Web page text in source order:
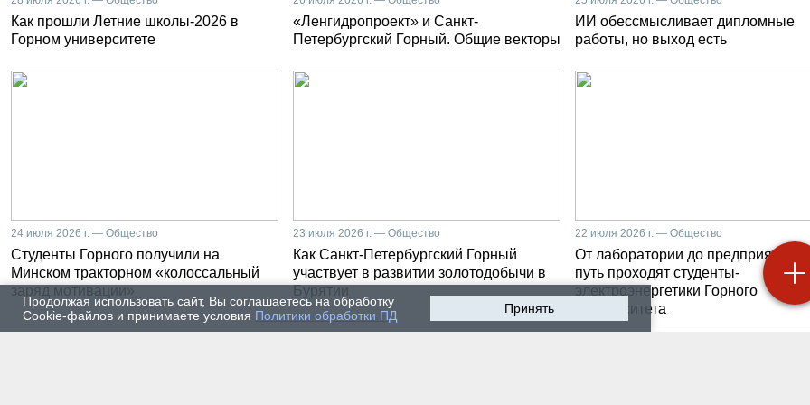
Продолжая использовать сайт, Вы соглашаетесь на обработку
Cookie-файлов и принимаете условия Политики обработки ПД Принять
Как прошли Летние школы-2026 в
Горном университете
«Ленгидропроект» и Санкт-
Петербургский Горный. Общие векторы
ИИ обессмысливает дипломные
работы, но выход есть
24 июля 2026 г. — Общество
Студенты Горного получили на
Минском тракторном «колоссальный
заряд мотивации»
23 июля 2026 г. — Общество
Как Санкт-Петербургский Горный
участвует в развитии золотодобычи в
Бурятии
22 июля 2026 г. — Общество
От лаборатории до предприятия:
путь проходят студенты-
электроэнергетики Горного
университета